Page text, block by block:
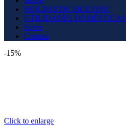
MOLDES DE SILICONE
UTILIDADES DOMÉSTICAS
Sobre
Contato
-15%
Click to enlarge